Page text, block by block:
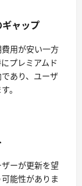
ャップ
用が安い一方
プレミアムド
あり、ユーザ
。
ーが更新を望
能性がありま